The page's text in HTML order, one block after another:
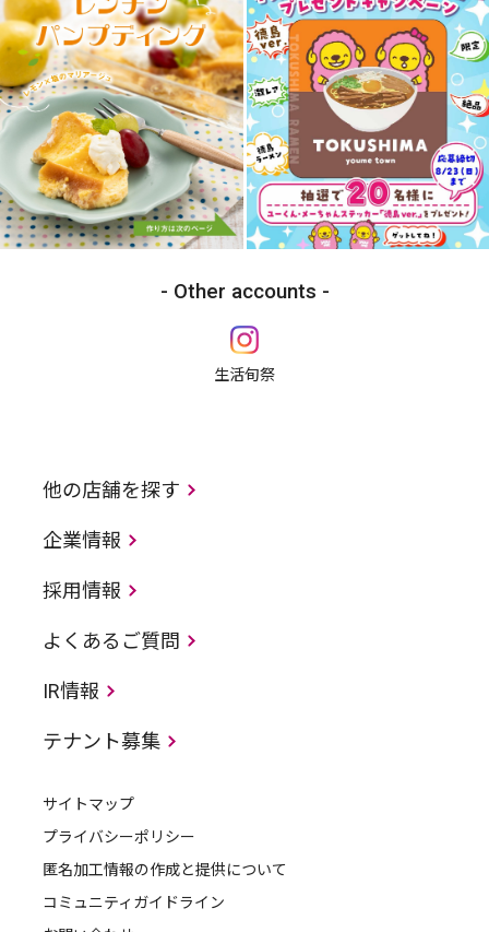
Other accounts
生活旬祭
他の店舗を探す
企業情報
採用情報
よくあるご質問
IR情報
テナント募集
サイトマップ
プライバシーポリシー
匿名加工情報の作成と提供について
コミュニティガイドライン